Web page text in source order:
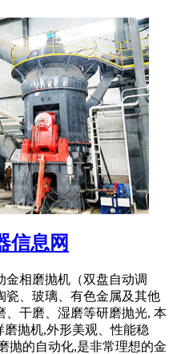
信息网
金相磨抛机（双盘自动调
瓷、玻璃、有色金属及其他
、干磨、湿磨等研磨抛光, 本
抛机,外形美观、性能稳
抛的自动化,是非常理想的金